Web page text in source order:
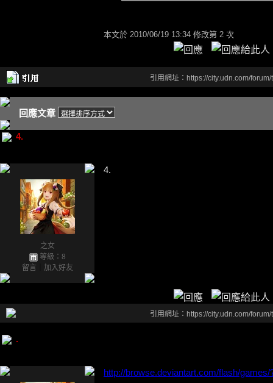
本文於 2010/06/19 13:34 修改第 2 次
引用網址：https://city.udn.com/
回應文章
4.
之女
等級：8
留言
加入好友
4.
引用網址：https://city.udn.com/
.
http://browse.deviantart.com/flash/